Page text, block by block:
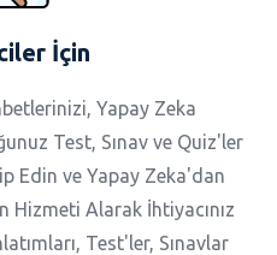
İçin
Yapay Zeka
Test, Sınav ve Quiz'ler
Edin ve Yapay Zeka'dan
Hizmeti Alarak İhtiyacınız
Test'ler, Sınavlar